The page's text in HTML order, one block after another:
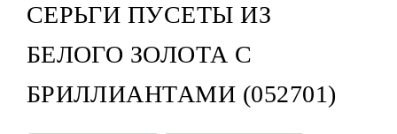
СЕРЬГИ ПУСЕТЫ ИЗ
БЕЛОГО ЗОЛОТА С
БРИЛЛИАНТАМИ (052701)